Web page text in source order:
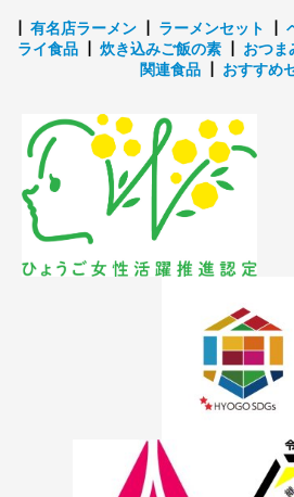
有名店ラーメン┃ ラーメンセット
ライ食品
炊き込みご飯の素 おつま
関連食品┃ おすすめ